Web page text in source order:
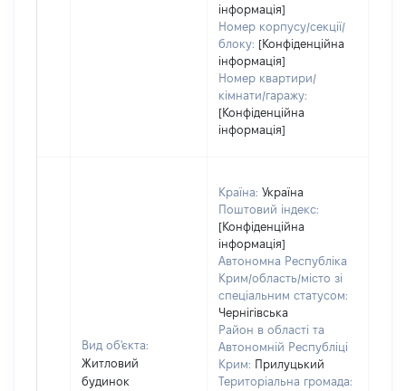
інформація]
Номер корпусу/секції/
блоку: [Конфіденційна
інформація]
Номер квартири/
кімнати/гаражу:
[Конфіденційна
інформація]
Вид об'єкта:
Житловий
будинок
Країна: Україна
Поштовий індекс:
[Конфіденційна
інформація]
Автономна Республіка
Крим/область/місто зі
спеціальним статусом:
Чернігівська
Район в області та
Автономній Республіці
Крим: Прилуцький
Територіальна громада: